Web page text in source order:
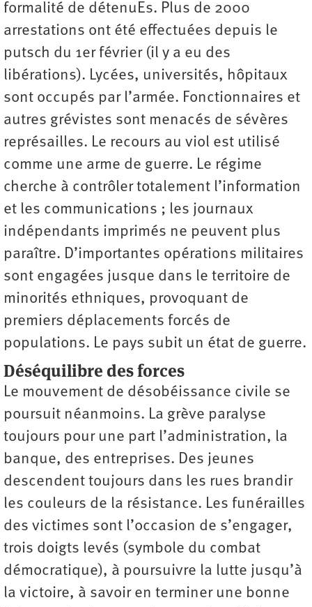
formalité de détenuEs. Plus de 2000
arrestations ont été effectuées depuis le
putsch du 1er février (il y a eu des
libérations). Lycées, universités, hôpitaux
sont occupés par l’armée. Fonctionnaires et
autres grévistes sont menacés de sévères
représailles. Le recours au viol est utilisé
comme une arme de guerre. Le régime
cherche à contrôler totalement l’information
et les communications ; les journaux
indépendants imprimés ne peuvent plus
paraître. D’importantes opérations militaires
sont engagées jusque dans le territoire de
minorités ethniques, provoquant de
premiers déplacements forcés de
populations. Le pays subit un état de guerre.
Déséquilibre des forces
Le mouvement de désobéissance civile se
poursuit néanmoins. La grève paralyse
toujours pour une part l’administration, la
banque, des entreprises. Des jeunes
descendent toujours dans les rues brandir
les couleurs de la résistance. Les funérailles
des victimes sont l’occasion de s’engager,
trois doigts levés (symbole du combat
démocratique), à poursuivre la lutte jusqu’à
la victoire, à savoir en terminer une bonne